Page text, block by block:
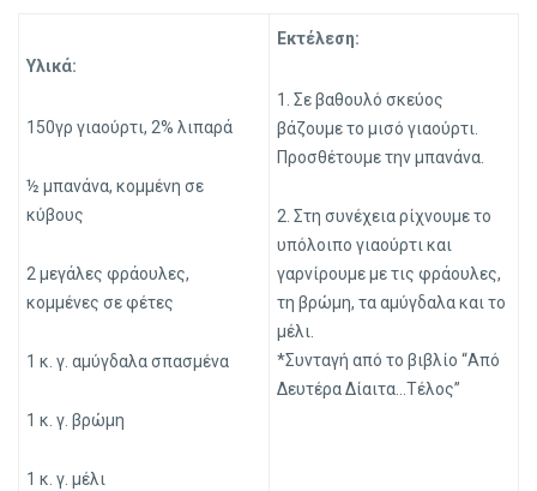
Υλικά:
150γρ γιαούρτι, 2% λιπαρά
½ μπανάνα, κομμένη σε
κύβους
2 μεγάλες φράουλες,
κομμένες σε φέτες
1 κ. γ. αμύγδαλα σπασμένα
1 κ. γ. βρώμη
1 κ. γ. μέλι
Εκτέλεση:
1. Σε βαθουλό σκεύος
βάζουμε το μισό γιαούρτι.
Προσθέτουμε την μπανάνα.
2. Στη συνέχεια ρίχνουμε το
υπόλοιπο γιαούρτι και
γαρνίρουμε με τις φράουλες,
τη βρώμη, τα αμύγδαλα και το
μέλι.
*Συνταγή από το βιβλίο “Από
Δευτέρα Δίαιτα…Τέλος”